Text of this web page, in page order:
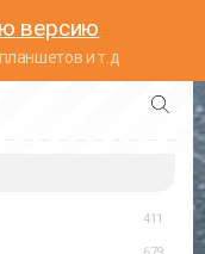
версию
и т.д
411